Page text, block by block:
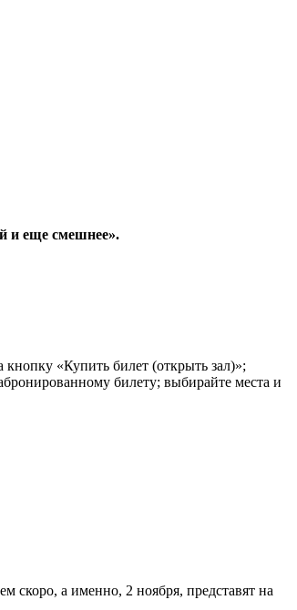
и еще смешнее».
кнопку «Купить билет (открыть зал)»;
билету; выбирайте места и
а именно, 2 ноября, представят на